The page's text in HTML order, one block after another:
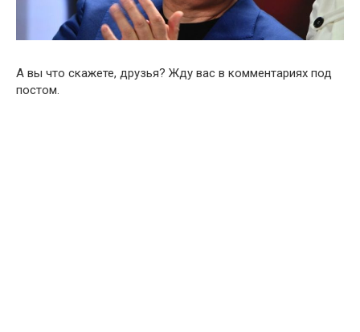
А вы что скажете, друзья? Жду вас в комментариях под
постом.